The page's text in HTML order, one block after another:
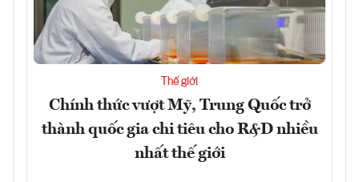
Thế giới
Chính thức vượt Mỹ, Trung Quốc trở
thành quốc gia chi tiêu cho R&D nhiều
nhất thế giới